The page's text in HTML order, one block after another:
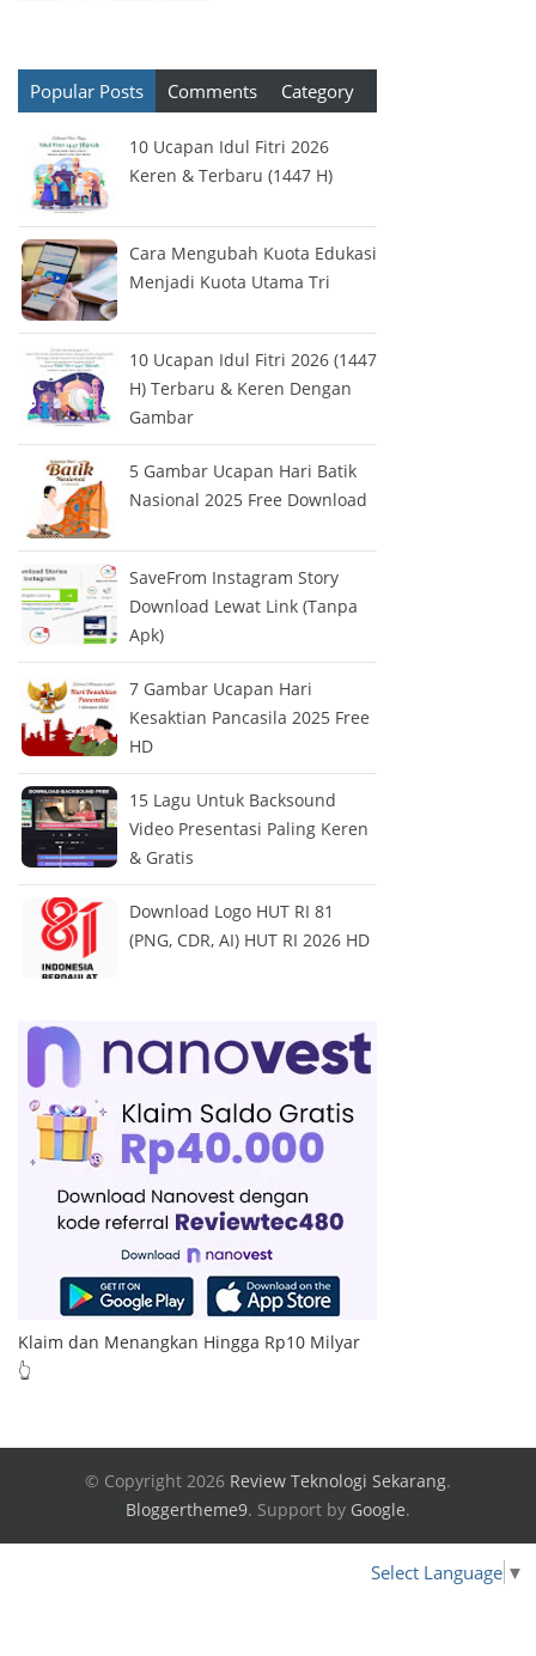
Popular Posts Comments Category
10 Ucapan Idul Fitri 2026
Keren & Terbaru (1447 H)
Cara Mengubah Kuota Edukasi
Menjadi Kuota Utama Tri
10 Ucapan Idul Fitri 2026 (1447
H) Terbaru & Keren Dengan
Gambar
5 Gambar Ucapan Hari Batik
Nasional 2025 Free Download
SaveFrom Instagram Story
Download Lewat Link (Tanpa
Apk)
7 Gambar Ucapan Hari
Kesaktian Pancasila 2025 Free
HD
15 Lagu Untuk Backsound
Video Presentasi Paling Keren
& Gratis
Download Logo HUT RI 81
(PNG, CDR, AI) HUT RI 2026 HD
Klaim dan Menangkan Hingga Rp10 Milyar
👆
© Copyright 2026 Review Teknologi Sekarang.
Bloggertheme9. Support by Google.
Select Language ▼